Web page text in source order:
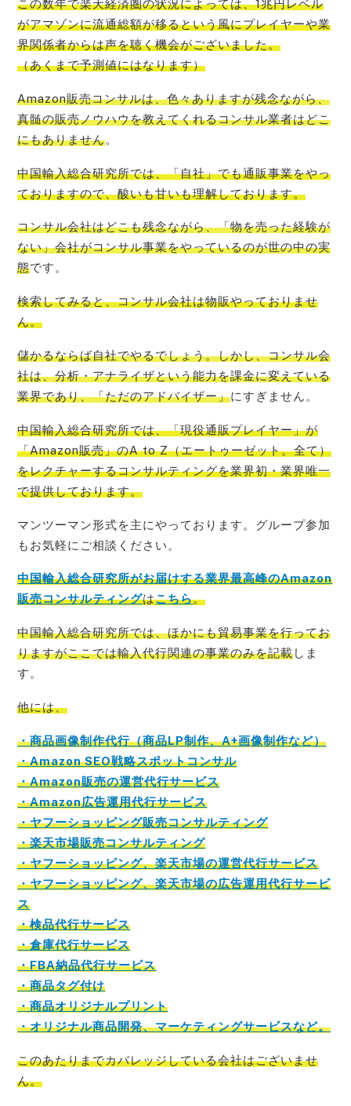
この数年で楽天経済圏の状況によっては、1兆円レベル
がアマゾンに流通総額が移るという風にプレイヤーや業
界関係者からは声を聴く機会がございました。
（あくまで予測値にはなります）
Amazon販売コンサルは、色々ありますが残念ながら、
真髄の販売ノウハウを教えてくれるコンサル業者はどこ
にもありません。
中国輸入総合研究所では、「自社」でも通販事業をやっ
ておりますので、酸いも甘いも理解しております。
コンサル会社はどこも残念ながら、「物を売った経験が
ない」会社がコンサル事業をやっているのが世の中の実
態です。
検索してみると、コンサル会社は物販やっておりませ
ん。
儲かるならば自社でやるでしょう。しかし、コンサル会
社は、分析・アナライザという能力を課金に変えている
業界であり、「ただのアドバイザー」にすぎません。
中国輸入総合研究所では、「現役通販プレイヤー」が
「Amazon販売」のA to Z（エートゥーゼット。全て）
をレクチャーするコンサルティングを業界初・業界唯一
で提供しております。
マンツーマン形式を主にやっております。グループ参加
もお気軽にご相談ください。
中国輸入総合研究所がお届けする業界最高峰のAmazon
販売コンサルティングはこちら。
中国輸入総合研究所では、ほかにも貿易事業を行ってお
りますがここでは輸入代行関連の事業のみを記載しま
す。
他には、
・商品画像制作代行（商品LP制作、A+画像制作など）
・Amazon SEO戦略スポットコンサル
・Amazon販売の運営代行サービス
・Amazon広告運用代行サービス
・ヤフーショッピング販売コンサルティング
・楽天市場販売コンサルティング
・ヤフーショッピング、楽天市場の運営代行サービス
・ヤフーショッピング、楽天市場の広告運用代行サービ
ス
・検品代行サービス
・倉庫代行サービス
・FBA納品代行サービス
・商品タグ付け
・商品オリジナルプリント
・オリジナル商品開発、マーケティングサービスなど。
このあたりまでカバレッジしている会社はございませ
ん。